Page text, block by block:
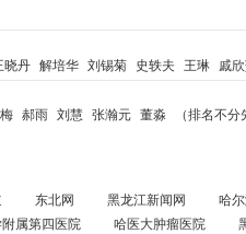
晓丹 解培华 刘锡菊 史轶夫 王琳 戚
郝雨 刘慧 张瀚元 董淼 （排名不
东北网 黑龙江新闻网
哈
属第四医院 哈医大肿瘤医院